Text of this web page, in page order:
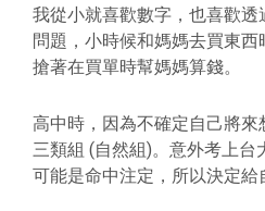
我從小就喜歡數字，也喜歡
問題，小時候和媽媽去買東西
搶著在買單時幫媽媽算錢。
高中時，因為不確定自己將
三類組 (自然組)。意外考上台
可能是命中注定，所以決定給